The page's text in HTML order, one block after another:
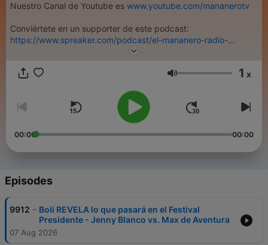
Nuestro Canal de Youtube es www.youtube.com/mananerotv
Conviértete en un supporter de este podcast:
https://www.spreaker.com/podcast/el-mananero-radio-
Volume 1 x
00:00 00:00
Episodes
9912 - Boli REVELA lo que pasará en el Festival
Presidente - Jenny Blanco vs. Max de Aventura
07 Aug 2026